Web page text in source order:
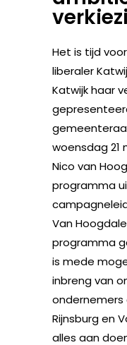
Het is tijd
liberaler
Katwijk haar
woensdag 21
Nico van
programma
Van
programma
is mede
inbreng van
ondernemers
Rijnsburg en
alles aan